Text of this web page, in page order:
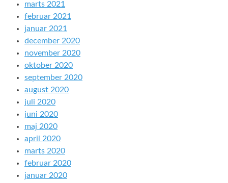
marts 2021
februar 2021
januar 2021
december 2020
november 2020
oktober 2020
september 2020
august 2020
juli 2020
juni 2020
maj 2020
april 2020
marts 2020
februar 2020
januar 2020